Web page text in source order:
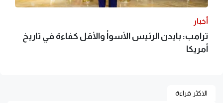
أخبار
ترامب: بايدن الرئيس الأسوأ والأقل كفاءة في تاريخ
أمريكا
الاكثر قراءة